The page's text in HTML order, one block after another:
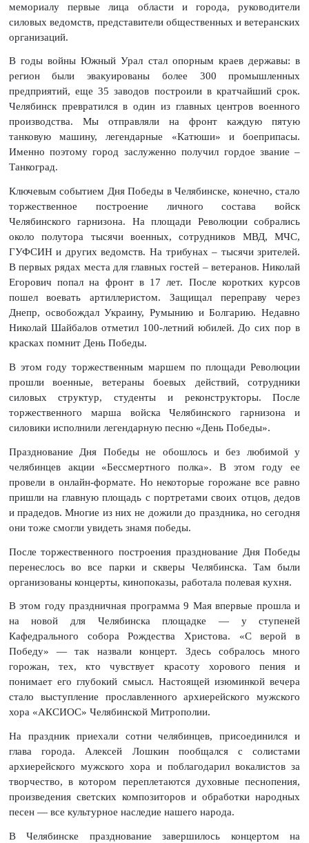
мемориалу первые лица области и города, руководители
силовых ведомств, представители общественных и ветеранских
организаций.
В годы войны Южный Урал стал опорным краев державы: в
регион были эвакуированы более 300 промышленных
предприятий, еще 35 заводов построили в кратчайший срок.
Челябинск превратился в один из главных центров военного
производства. Мы отправляли на фронт каждую пятую
танковую машину, легендарные «Катюши» и боеприпасы.
Именно поэтому город заслуженно получил гордое звание –
Танкоград.
Ключевым событием Дня Победы в Челябинске, конечно, стало
торжественное построение личного состава войск
Челябинского гарнизона. На площади Революции собрались
около полутора тысячи военных, сотрудников МВД, МЧС,
ГУФСИН и других ведомств. На трибунах – тысячи зрителей.
В первых рядах места для главных гостей – ветеранов. Николай
Егорович попал на фронт в 17 лет. После коротких курсов
пошел воевать артиллеристом. Защищал переправу через
Днепр, освобождал Украину, Румынию и Болгарию. Недавно
Николай Шайбалов отметил 100-летний юбилей. До сих пор в
красках помнит День Победы.
В этом году торжественным маршем по площади Революции
прошли военные, ветераны боевых действий, сотрудники
силовых структур, студенты и реконструкторы. После
торжественного марша войска Челябинского гарнизона и
силовики исполнили легендарную песню «День Победы».
Празднование Дня Победы не обошлось и без любимой у
челябинцев акции «Бессмертного полка». В этом году ее
провели в онлайн-формате. Но некоторые горожане все равно
пришли на главную площадь с портретами своих отцов, дедов
и прадедов. Многие из них не дожили до праздника, но сегодня
они тоже смогли увидеть знамя победы.
После торжественного построения празднование Дня Победы
перенеслось во все парки и скверы Челябинска. Там были
организованы концерты, кинопоказы, работала полевая кухня.
В этом году праздничная программа 9 Мая впервые прошла и
на новой для Челябинска площадке — у ступеней
Кафедрального собора Рождества Христова. «С верой в
Победу» — так назвали концерт. Здесь собралось много
горожан, тех, кто чувствует красоту хорового пения и
понимает его глубокий смысл. Настоящей изюминкой вечера
стало выступление прославленного архиерейского мужского
хора «АКСИОС» Челябинской Митрополии.
На праздник приехали сотни челябинцев, присоединился и
глава города. Алексей Лошкин пообщался с солистами
архиерейского мужского хора и поблагодарил вокалистов за
творчество, в котором переплетаются духовные песнопения,
произведения светских композиторов и обработки народных
песен — все культурное наследие нашего народа.
В Челябинске празднование завершилось концертом на